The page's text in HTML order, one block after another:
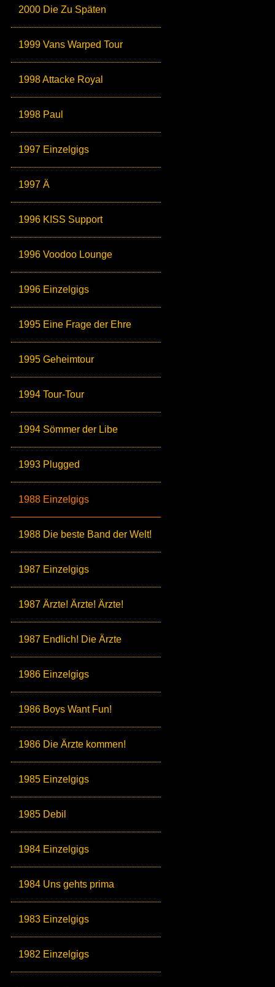
2000 Die Zu Späten
1999 Vans Warped Tour
1998 Attacke Royal
1998 Paul
1997 Einzelgigs
1997 Ä
1996 KISS Support
1996 Voodoo Lounge
1996 Einzelgigs
1995 Eine Frage der Ehre
1995 Geheimtour
1994 Tour-Tour
1994 Sömmer der Libe
1993 Plugged
1988 Einzelgigs
1988 Die beste Band der Welt!
1987 Einzelgigs
1987 Ärzte! Ärzte! Ärzte!
1987 Endlich! Die Ärzte
1986 Einzelgigs
1986 Boys Want Fun!
1986 Die Ärzte kommen!
1985 Einzelgigs
1985 Debil
1984 Einzelgigs
1984 Uns gehts prima
1983 Einzelgigs
1982 Einzelgigs